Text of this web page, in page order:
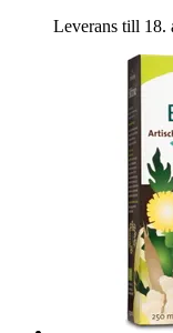
Leverans till 18.